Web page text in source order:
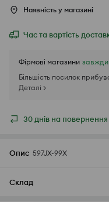
Наявність у магазині
Час та вартість
Фірмові магазини завжди
Більшість посилок
Деталі >
30 днів на повернення
Опис 597JX-99X
Склад